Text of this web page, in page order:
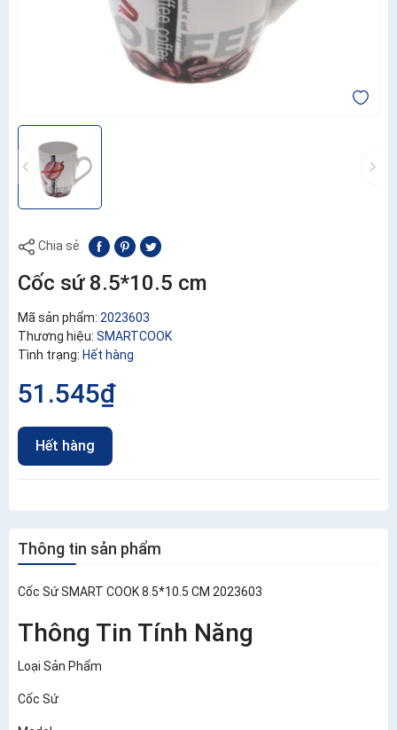
Chia sẻ
Cốc sứ 8.5*10.5 cm
Mã sản phẩm: 2023603
Thương hiệu: SMARTCOOK
Tình trạng: Hết hàng
51.545₫
Hết hàng
Thông tin sản phẩm
Cốc Sứ SMART COOK 8.5*10.5 CM 2023603
Thông Tin Tính Năng
Loại Sản Phẩm
Cốc Sứ